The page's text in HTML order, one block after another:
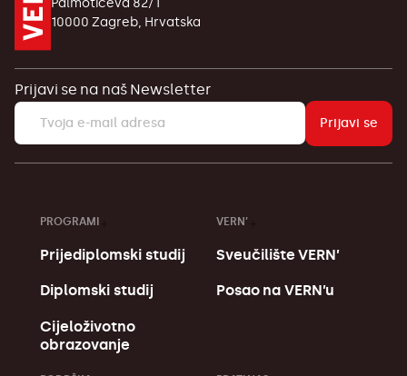
Palmotićeva 82/1
10000 Zagreb, Hrvatska
Prijavi se na naš Newsletter
Prijavi se
PROGRAMI
Prijediplomski studij
Diplomski studij
Cijeloživotno
obrazovanje
VERN’
Sveučilište VERN’
Posao na VERN’u